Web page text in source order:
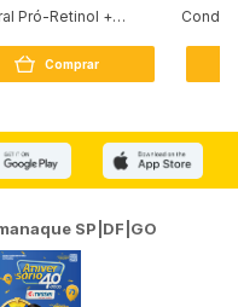
Pró-Retinol +
Comprar
SP|DF|GO